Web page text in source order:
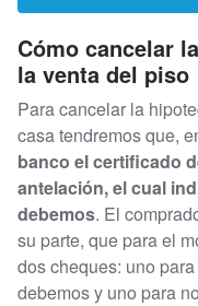
Cómo cancelar
la venta del piso
Para cancelar la
casa tendremos que,
banco el certificado
antelación, el cual
debemos. El
su parte, que para el
dos cheques: uno
debemos y uno para